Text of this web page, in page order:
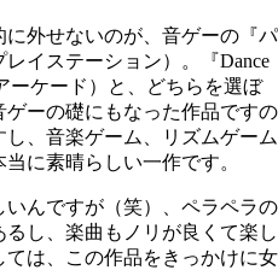
外せないのが、音ゲーの『パ
イステーション）。『Dance
ーケード）と、どちらを選ぼ
ーの礎にもなった作品ですの
、音楽ゲーム、リズムゲーム
に素晴らしい一作です。
んですが（笑）、ペラペラの
し、楽曲もノリが良くて楽し
は、この作品をきっかけに女